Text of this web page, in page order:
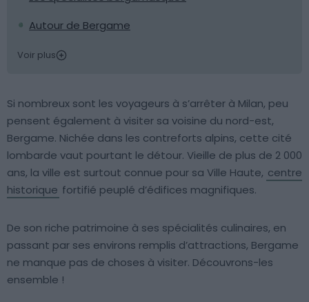
Autour de Bergame
Voir plus
Si nombreux sont les voyageurs à s’arrêter à Milan, peu
pensent également à visiter sa voisine du nord-est,
Bergame. Nichée dans les contreforts alpins, cette cité
lombarde vaut pourtant le détour. Vieille de plus de 2 000
ans, la ville est surtout connue pour sa Ville Haute, centre
historique fortifié peuplé d’édifices magnifiques.
De son riche patrimoine à ses spécialités culinaires, en
passant par ses environs remplis d’attractions, Bergame
ne manque pas de choses à visiter. Découvrons-les
ensemble !